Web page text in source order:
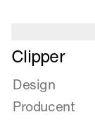
Læs
mere
om
Clipper
Clipper
Design
Producent